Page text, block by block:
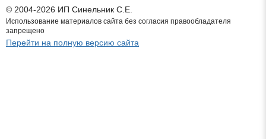
© 2004-2026 ИП Синельник С.Е.
Использование материалов сайта без согласия правообладателя
запрещено
Перейти на полную версию сайта